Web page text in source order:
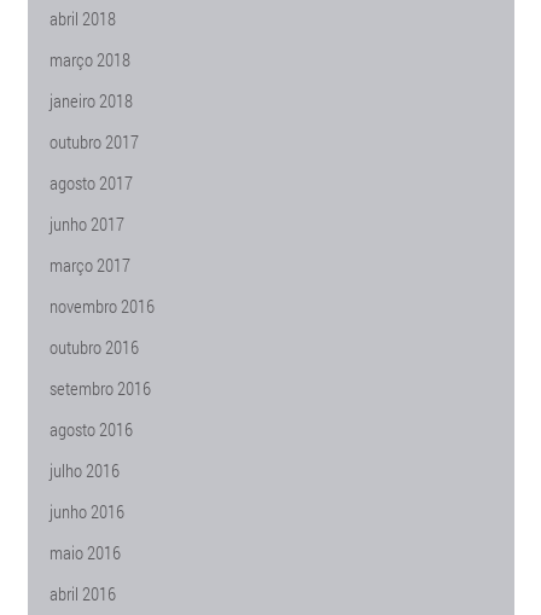
abril 2018
março 2018
janeiro 2018
outubro 2017
agosto 2017
junho 2017
março 2017
novembro 2016
outubro 2016
setembro 2016
agosto 2016
julho 2016
junho 2016
maio 2016
abril 2016